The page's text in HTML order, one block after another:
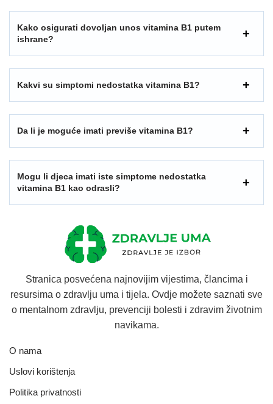
Kako osigurati dovoljan unos vitamina B1 putem
ishrane?
Kakvi su simptomi nedostatka vitamina B1?
Da li je moguće imati previše vitamina B1?
Mogu li djeca imati iste simptome nedostatka
vitamina B1 kao odrasli?
Stranica posvećena najnovijim vijestima, člancima i
resursima o zdravlju uma i tijela. Ovdje možete saznati sve
o mentalnom zdravlju, prevenciji bolesti i zdravim životnim
navikama.
O nama
Uslovi korištenja
Politika privatnosti